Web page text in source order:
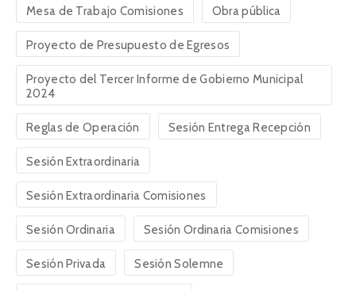
Mesa de Trabajo Comisiones Obra pública
Proyecto de Presupuesto de Egresos
Proyecto del Tercer Informe de Gobierno Municipal
2024
Reglas de Operación Sesión Entrega Recepción
Sesión Extraordinaria
Sesión Extraordinaria Comisiones
Sesión Ordinaria Sesión Ordinaria Comisiones
Sesión Privada Sesión Solemne